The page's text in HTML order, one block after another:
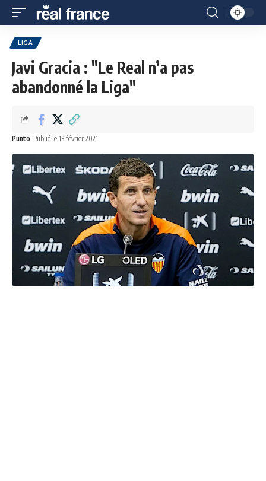
LIGA
Javi Gracia : "Le Real n’a pas
abandonné la Liga"
Punto Publié le 13 février 2021